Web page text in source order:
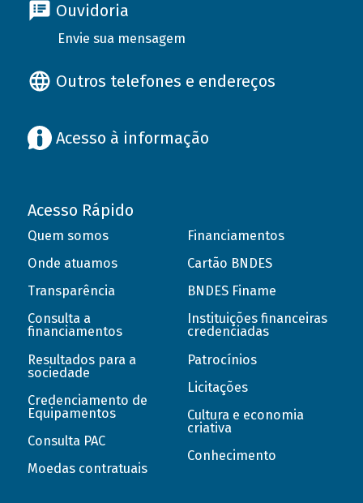
Ouvidoria
Envie sua mensagem
Outros telefones e endereços
Acesso à informação
Acesso Rápido
Quem somos
Onde atuamos
Transparência
Consulta a
financiamentos
Resultados para a
sociedade
Credenciamento de
Equipamentos
Consulta PAC
Moedas contratuais
Financiamentos
Cartão BNDES
BNDES Finame
Instituições financeiras
credenciadas
Patrocínios
Licitações
Cultura e economia
criativa
Conhecimento